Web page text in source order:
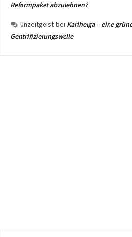
Reformpaket abzulehnen?
Unzeitgeist bei Karlhelga – eine
Gentrifizierungswelle